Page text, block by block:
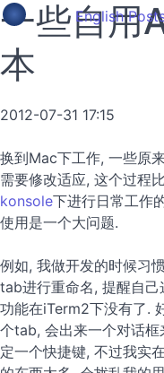
English
一些自用
本
2012-07-31 17:15
换到Mac下工作, 一些原
需要修改适应, 这个过程
konsole下进行日常工作
使用是一个大问题.
例如, 我做开发的时候习
tab进行重命名, 提醒自
功能在iTerm2下没有了.
个tab, 会出来一个对话
定一个快捷键, 不过我实